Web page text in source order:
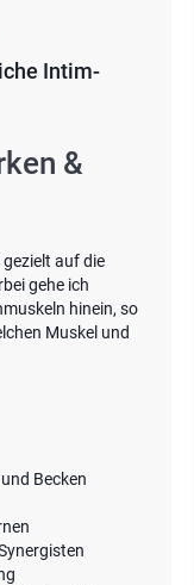
Intim-
&
gezielt auf die
gehe ich
hinein, so
Muskel und
Becken